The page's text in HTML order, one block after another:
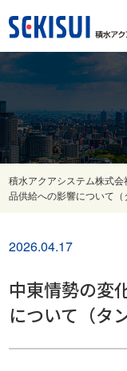
積水アクアシステム株式会
品供給への影響について（
2026.04.17
中東情勢の変
について（タ